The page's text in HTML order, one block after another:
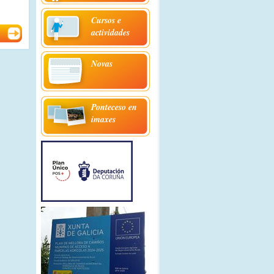
Cursos e
actividades
Novas
Ponteceso en
imaxes